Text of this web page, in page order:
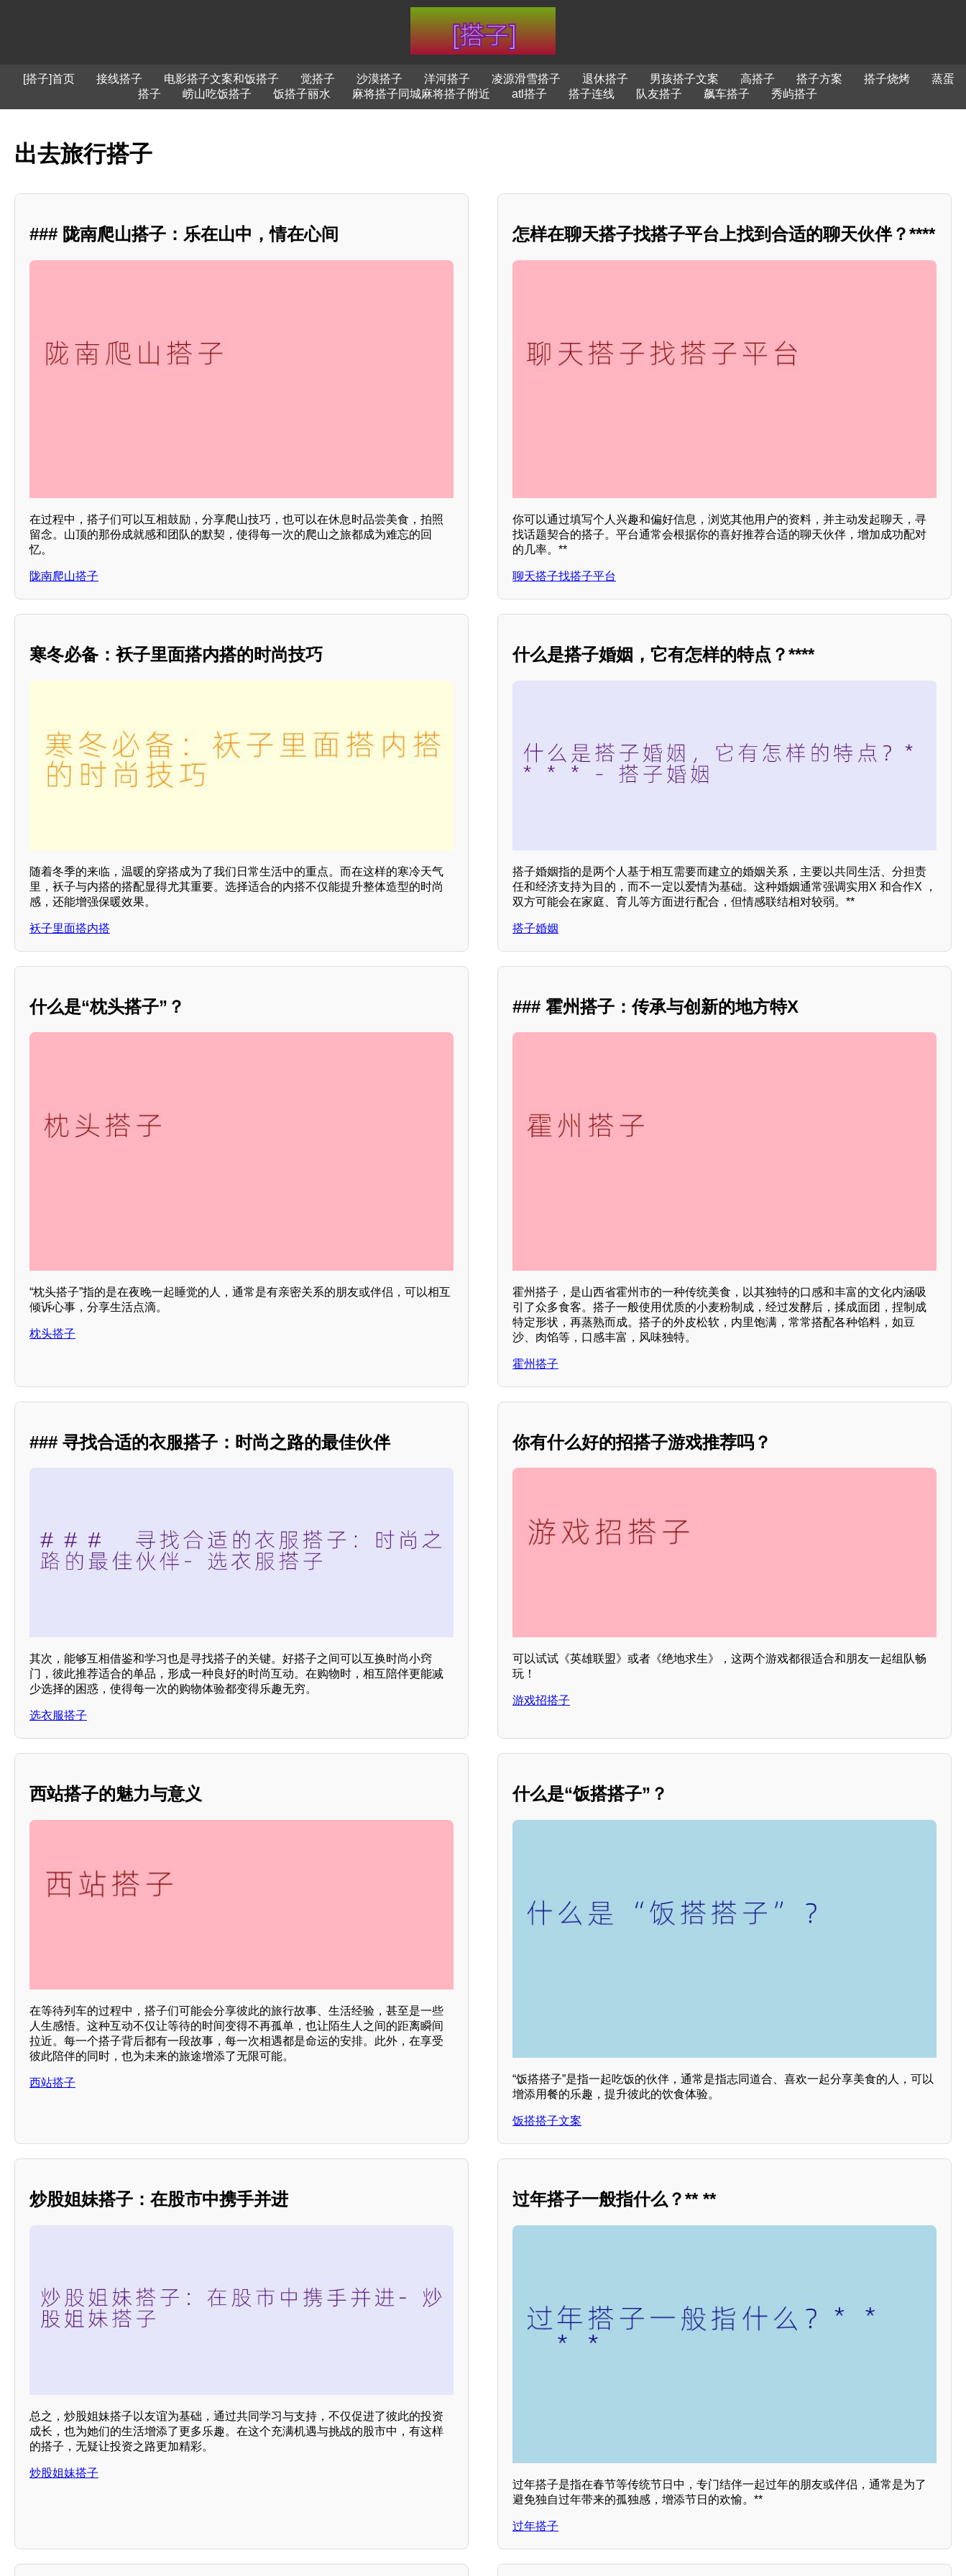
[搭子]首页 接线搭子 电影搭子文案和饭搭子 觉搭子 沙漠搭子 洋河搭子 凌源滑雪搭子 退休搭子 男孩搭子文案 高搭子 搭子方案 搭子烧烤
蒸蛋
搭子
崂山吃饭搭子 饭搭子丽水 麻将搭子同城麻将搭子附近 atl搭子 搭子连线 队友搭子 飙车搭子 秀屿搭子
出去旅行搭子
### 陇南爬山搭子：乐在山中，情在心间
在过程中，搭子们可以互相鼓励，分享爬山技巧，也可以在休息时品尝美食，拍照
留念。山顶的那份成就感和团队的默契，使得每一次的爬山之旅都成为难忘的回
忆。
陇南爬山搭子
怎样在聊天搭子找搭子平台上找到合适的聊天伙伴？****
你可以通过填写个人兴趣和偏好信息，浏览其他用户的资料，并主动发起聊天，寻
找话题契合的搭子。平台通常会根据你的喜好推荐合适的聊天伙伴，增加成功配对
的几率。**
聊天搭子找搭子平台
寒冬必备：袄子里面搭内搭的时尚技巧
随着冬季的来临，温暖的穿搭成为了我们日常生活中的重点。而在这样的寒冷天气
里，袄子与内搭的搭配显得尤其重要。选择适合的内搭不仅能提升整体造型的时尚
感，还能增强保暖效果。
袄子里面搭内搭
什么是搭子婚姻，它有怎样的特点？****
搭子婚姻指的是两个人基于相互需要而建立的婚姻关系，主要以共同生活、分担责
任和经济支持为目的，而不一定以爱情为基础。这种婚姻通常强调实用X 和合作X ，
双方可能会在家庭、育儿等方面进行配合，但情感联结相对较弱。**
搭子婚姻
什么是“枕头搭子”？
“枕头搭子”指的是在夜晚一起睡觉的人，通常是有亲密关系的朋友或伴侣，可以相互
倾诉心事，分享生活点滴。
枕头搭子
### 霍州搭子：传承与创新的地方特X
霍州搭子，是山西省霍州市的一种传统美食，以其独特的口感和丰富的文化内涵吸
引了众多食客。搭子一般使用优质的小麦粉制成，经过发酵后，揉成面团，捏制成
特定形状，再蒸熟而成。搭子的外皮松软，内里饱满，常常搭配各种馅料，如豆
沙、肉馅等，口感丰富，风味独特。
霍州搭子
### 寻找合适的衣服搭子：时尚之路的最佳伙伴
其次，能够互相借鉴和学习也是寻找搭子的关键。好搭子之间可以互换时尚小窍
门，彼此推荐适合的单品，形成一种良好的时尚互动。在购物时，相互陪伴更能减
少选择的困惑，使得每一次的购物体验都变得乐趣无穷。
选衣服搭子
你有什么好的招搭子游戏推荐吗？
可以试试《英雄联盟》或者《绝地求生》，这两个游戏都很适合和朋友一起组队畅
玩！
游戏招搭子
西站搭子的魅力与意义
在等待列车的过程中，搭子们可能会分享彼此的旅行故事、生活经验，甚至是一些
人生感悟。这种互动不仅让等待的时间变得不再孤单，也让陌生人之间的距离瞬间
拉近。每一个搭子背后都有一段故事，每一次相遇都是命运的安排。此外，在享受
彼此陪伴的同时，也为未来的旅途增添了无限可能。
西站搭子
什么是“饭搭搭子”？
“饭搭搭子”是指一起吃饭的伙伴，通常是指志同道合、喜欢一起分享美食的人，可以
增添用餐的乐趣，提升彼此的饮食体验。
饭搭搭子文案
炒股姐妹搭子：在股市中携手并进
总之，炒股姐妹搭子以友谊为基础，通过共同学习与支持，不仅促进了彼此的投资
成长，也为她们的生活增添了更多乐趣。在这个充满机遇与挑战的股市中，有这样
的搭子，无疑让投资之路更加精彩。
炒股姐妹搭子
过年搭子一般指什么？** **
过年搭子是指在春节等传统节日中，专门结伴一起过年的朋友或伴侣，通常是为了
避免独自过年带来的孤独感，增添节日的欢愉。**
过年搭子